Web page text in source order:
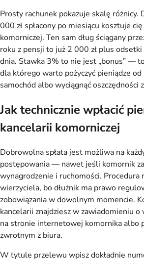
Prosty rachunek pokazuje skalę różnicy.
000 zł spłacony po miesiącu kosztuje
komorniczej. Ten sam dług ściągany
roku z pensji to już 2 000 zł plus odsetki
dnia. Stawka 3% to nie jest „bonus” —
dla którego warto pożyczyć pieniądze od
samochód albo wyciągnąć oszczędności
Jak technicznie wpłacić
kancelarii komorniczej
Dobrowolna spłata jest możliwa na
postępowania — nawet jeśli komornik
wynagrodzenie i ruchomości. Procedura
wierzyciela, bo dłużnik ma prawo
zobowiązania w dowolnym momencie.
kancelarii znajdziesz w zawiadomieniu o
na stronie internetowej komornika albo
zwrotnym z biura.
W tytule przelewu wpisz dokładnie